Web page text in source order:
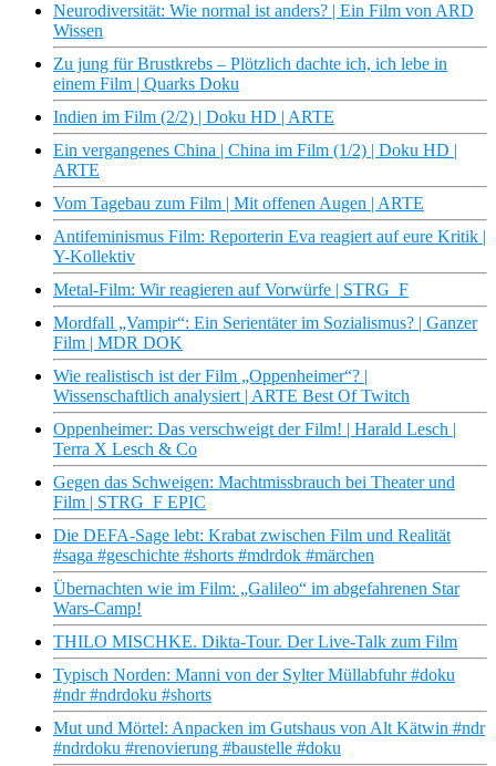
Neurodiversität: Wie normal ist anders? | Ein Film von ‪ARD
Wissen
Zu jung für Brustkrebs – Plötzlich dachte ich, ich lebe in
einem Film | Quarks Doku
Indien im Film (2/2) | Doku HD | ARTE
Ein vergangenes China | China im Film (1/2) | Doku HD |
ARTE
Vom Tagebau zum Film | Mit offenen Augen | ARTE
Antifeminismus Film: Reporterin Eva reagiert auf eure Kritik |
Y-Kollektiv
Metal-Film: Wir reagieren auf Vorwürfe | STRG_F
Mordfall „Vampir“: Ein Serientäter im Sozialismus? | Ganzer
Film | MDR DOK
Wie realistisch ist der Film „Oppenheimer“? |
Wissenschaftlich analysiert | ARTE Best Of Twitch
Oppenheimer: Das verschweigt der Film! | Harald Lesch |
Terra X Lesch & Co
Gegen das Schweigen: Machtmissbrauch bei Theater und
Film | STRG_F EPIC
Die DEFA-Sage lebt: Krabat zwischen Film und Realität
#saga #geschichte #shorts #mdrdok #märchen
Übernachten wie im Film: „Galileo“ im abgefahrenen Star
Wars-Camp!
THILO MISCHKE. Dikta-Tour. Der Live-Talk zum Film
Typisch Norden: Manni von der Sylter Müllabfuhr #doku
#ndr #ndrdoku #shorts
Mut und Mörtel: Anpacken im Gutshaus von Alt Kätwin #ndr
#ndrdoku #renovierung #baustelle #doku